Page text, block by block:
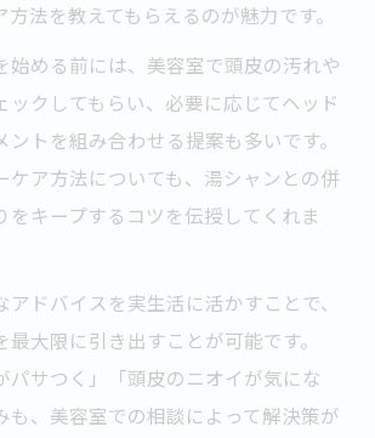
法を教えてもらえるのが魅力です。
始める前には、美容室で頭皮の汚れや
ックしてもらい、必要に応じてヘッド
ントを組み合わせる提案も多いです。
ケア方法についても、湯シャンとの併
をキープするコツを伝授してくれま
アドバイスを実生活に活かすことで、
大限に引き出すことが可能です。
パサつく」「頭皮のニオイが気にな
も、美容室での相談によって解決策が